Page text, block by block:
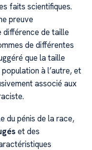
faits scientifiques.
preuve
différence de taille
de différentes
que la taille
population à l’autre, et
associé aux
du pénis de la race,
et des